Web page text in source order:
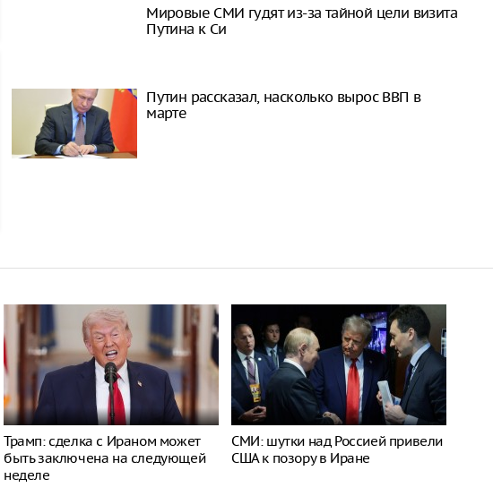
Мировые СМИ гудят из-за тайной цели визита
Путина к Си
Путин рассказал, насколько вырос ВВП в
марте
Трамп: сделка с Ираном может
быть заключена на следующей
неделе
СМИ: шутки над Россией привели
США к позору в Иране